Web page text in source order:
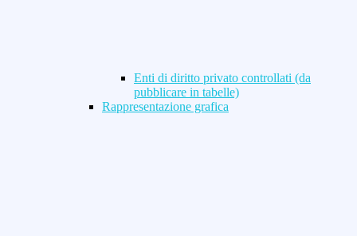
Enti di diritto privato controllati (da
pubblicare in tabelle)
Rappresentazione grafica